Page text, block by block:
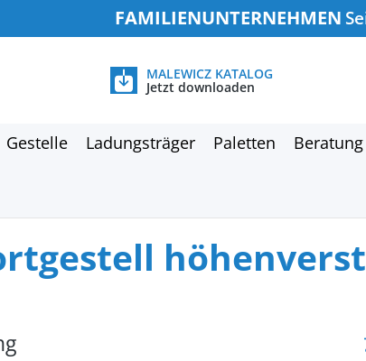
FAMILIENUNTERNEHMEN
MALEWICZ KATALOG
Jetzt downloaden
Gestelle Ladungsträger Paletten